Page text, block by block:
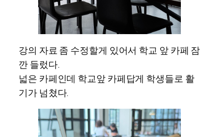
강의 자료 좀 수정할게 있어서 학교 앞 카페 잠
깐 들렀다.
넓은 카페인데 학교앞 카페답게 학생들로 활
기가 넘쳤다.